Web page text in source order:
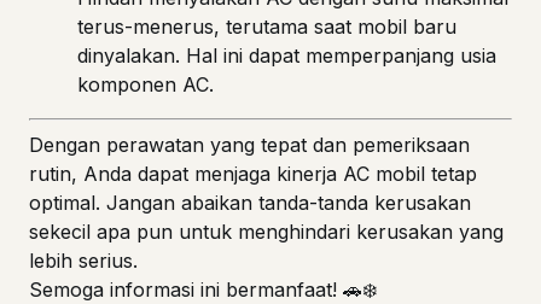
terus-menerus, terutama saat mobil baru
dinyalakan. Hal ini dapat memperpanjang usia
komponen AC.
Dengan perawatan yang tepat dan pemeriksaan
rutin, Anda dapat menjaga kinerja AC mobil tetap
optimal. Jangan abaikan tanda-tanda kerusakan
sekecil apa pun untuk menghindari kerusakan yang
lebih serius.
Semoga informasi ini bermanfaat! 🚗❄️